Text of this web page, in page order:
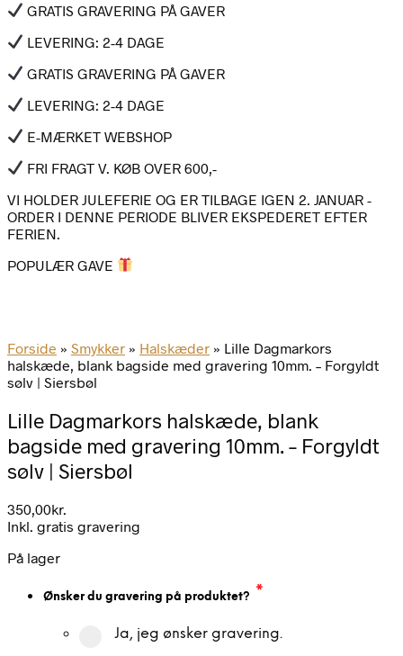
GRATIS GRAVERING PÅ GAVER
LEVERING: 2-4 DAGE
GRATIS GRAVERING PÅ GAVER
LEVERING: 2-4 DAGE
E-MÆRKET WEBSHOP
FRI FRAGT V. KØB OVER 600,-
VI HOLDER JULEFERIE OG ER TILBAGE IGEN 2. JANUAR -
ORDER I DENNE PERIODE BLIVER EKSPEDERET EFTER
FERIEN.
POPULÆR GAVE
Forside » Smykker » Halskæder » Lille Dagmarkors
halskæde, blank bagside med gravering 10mm. – Forgyldt
sølv | Siersbøl
Lille Dagmarkors halskæde, blank
bagside med gravering 10mm. – Forgyldt
sølv | Siersbøl
350,00kr.
Inkl. gratis gravering
På lager
Ønsker du gravering på produktet? *
Ja, jeg ønsker gravering.